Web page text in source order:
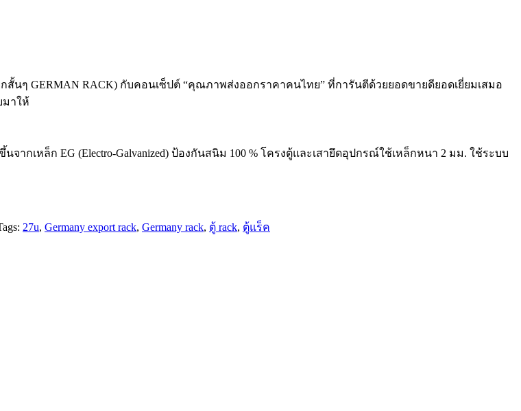
สั้นๆ GERMAN RACK) กับคอนเซ็ปต์ “คุณภาพส่งออกราคาคนไทย” ที่การันตีด้วยยอดขายดียอดเยี่ยมเสมอ
มาให้
ากเหล็ก EG (Electro-Galvanized) ป้องกันสนิม 100 % โครงตู้และเสายึดอุปกรณ์ใช้เหล็กหนา 2 มม. ใช้ระบบ
27u, Germany export rack, Germany rack, ตู้ rack, ตู้แร็ค